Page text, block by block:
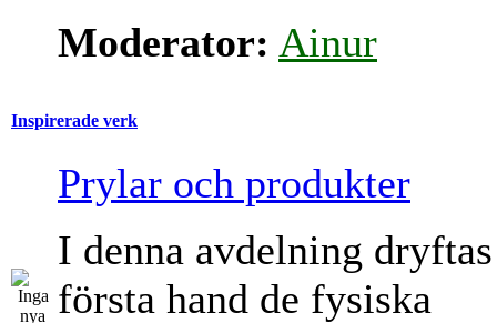
Moderator: Ainur
Inspirerade verk
Prylar och produkter
I denna avdelning
första hand de fysiska